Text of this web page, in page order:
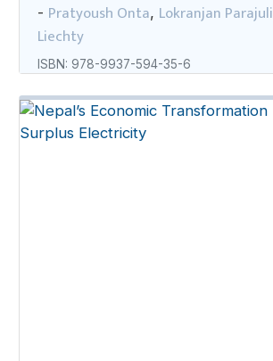
- Pratyoush Onta, Lokranjan Parajuli
Liechty
ISBN: 978-9937-594-35-6